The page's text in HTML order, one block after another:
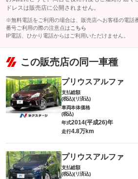
ドレスは販売店に公開されません。
※無料電話をご利用の場合は、販売店へお客様の電話
番号ご利用の際の注意点は こちら
IP電話、ひかり電話からはご利用いただけません。
この販売店の同一車種
プリウスアルファ
支払総額
(税込)(リ済込)
車両本体価格
(税込)
年式2014(平成26)年
走行4.8万km
プリウスアルファ
支払総額
(税込)(リ済込)